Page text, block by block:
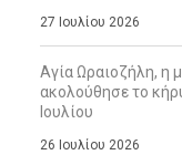
27 Ιουλίου 2026
Αγία Ωραιοζήλη, η
ακολούθησε το
Ιουλίου
26 Ιουλίου 2026